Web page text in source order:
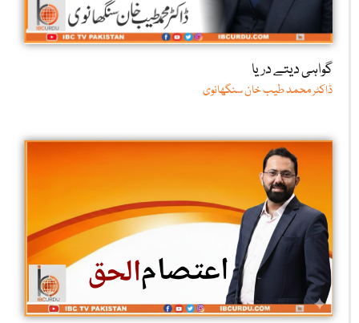
گواہی دیتے دریا
ڈاکٹر محمد طیب خان سنگھانوی